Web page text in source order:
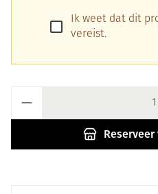
Ik weet dat dit
vereist.
Reserveer